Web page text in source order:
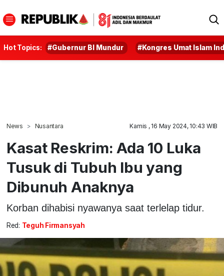
Hot Topics: #Gubernur BI Mundur #Kongres Umat Islam
News Nusantara Kamis , 16 May 2024, 10:43 WIB
Kasat Reskrim: Ada 10 Luka
Tusuk di Tubuh Ibu yang
Dibunuh Anaknya
Korban dihabisi nyawanya saat terlelap tidur.
Red: Teguh Firmansyah